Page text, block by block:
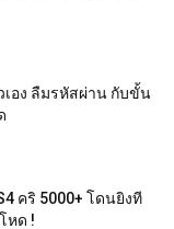
อง ลืมรหัสผ่าน กับขั้น
คริ 5000+ โดนยิงที
หด !